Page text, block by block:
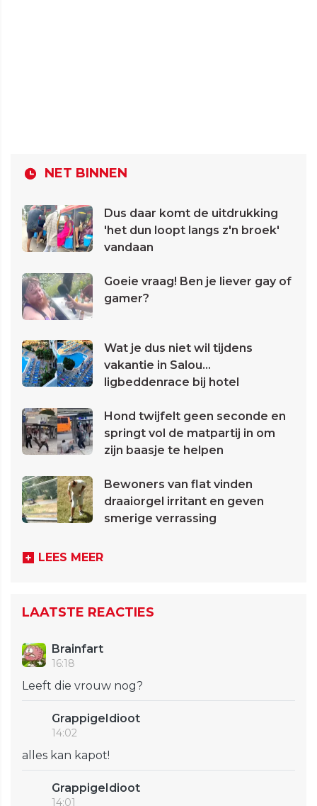
NET BINNEN
Dus daar komt de uitdrukking
'het dun loopt langs z'n broek'
vandaan
Goeie vraag! Ben je liever gay of
gamer?
Wat je dus niet wil tijdens
vakantie in Salou...
ligbeddenrace bij hotel
Hond twijfelt geen seconde en
springt vol de matpartij in om
zijn baasje te helpen
Bewoners van flat vinden
draaiorgel irritant en geven
smerige verrassing
LEES MEER
LAATSTE REACTIES
Brainfart
16:18
Leeft die vrouw nog?
GrappigeIdioot
14:02
alles kan kapot!
GrappigeIdioot
14:01